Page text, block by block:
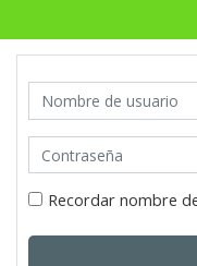
Salta al contenido principal
MENU
IC IDIOMAS
Refuerzo
Nombre de usuario
Contraseña
Recordar nombre